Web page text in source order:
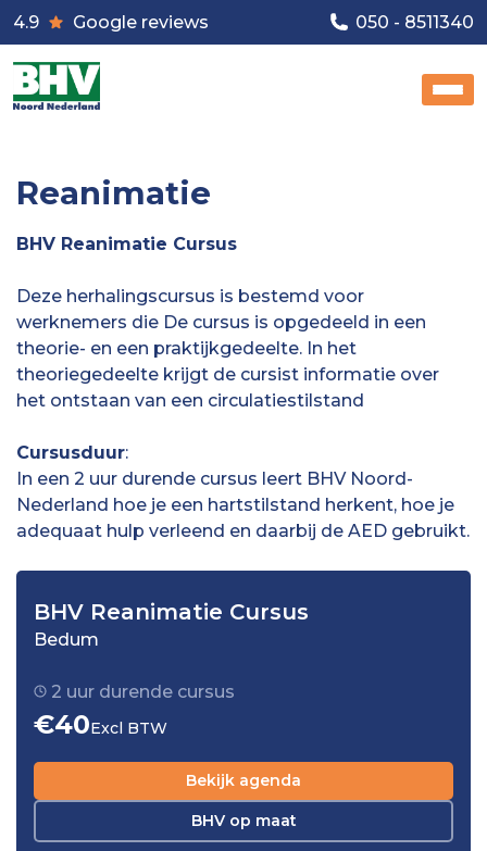
4.9 Google reviews 050 - 8511340
Reanimatie
BHV Reanimatie Cursus
Deze herhalingscursus is bestemd voor
werknemers die De cursus is opgedeeld in een
theorie- en een praktijkgedeelte. In het
theoriegedeelte krijgt de cursist informatie over
het ontstaan van een circulatiestilstand
Cursusduur:
In een 2 uur durende cursus leert BHV Noord-
Nederland hoe je een hartstilstand herkent, hoe je
adequaat hulp verleend en daarbij de AED gebruikt.
BHV Reanimatie Cursus
Bedum
2 uur durende cursus
€40Excl BTW
Bekijk agenda
BHV op maat